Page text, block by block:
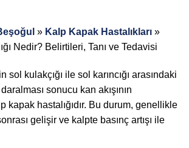
» Kalp Kapak Hastalıkları »
Nedir? Belirtileri, Tanı ve Tedavisi
sol kulakçığı ile sol karıncığı arasındaki
sonucu kan akışının
kapak hastalığıdır. Bu durum, genellikle
gelişir ve kalpte basınç artışı ile